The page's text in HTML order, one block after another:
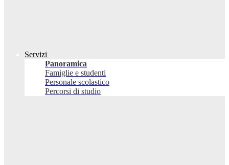
Servizi
Panoramica
Famiglie e studenti
Personale scolastico
Percorsi di studio